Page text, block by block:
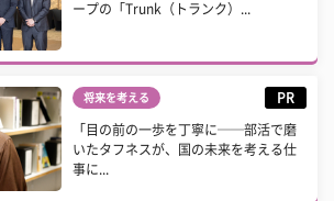
ープの「Trunk（トランク）...
将来を考える PR
「目の前の一歩を丁寧に──部活で磨
いたタフネスが、国の未来を考える仕
事に...